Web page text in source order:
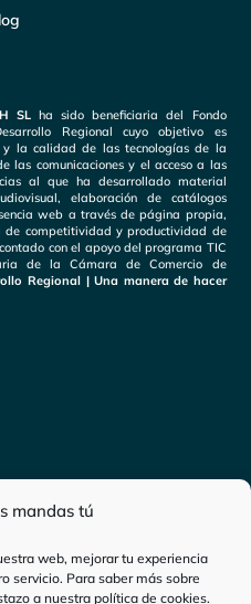
mandas tú
web, mejorar tu experiencia
servicio. Para saber más sobre
a nuestra política de cookies.
SLha sido beneficiaria del Fondo
Regional cuyo objetivo es
y la calidad de las tecnologías de la
las comunicaciones y el acceso a las
al que ha desarrollado material
elaboración de catálogos
web a través de página propia,
de competitividad y productividad de
con el apoyo del programa TIC
de la Cámara de Comercio de
Regional | Una manera de hacer